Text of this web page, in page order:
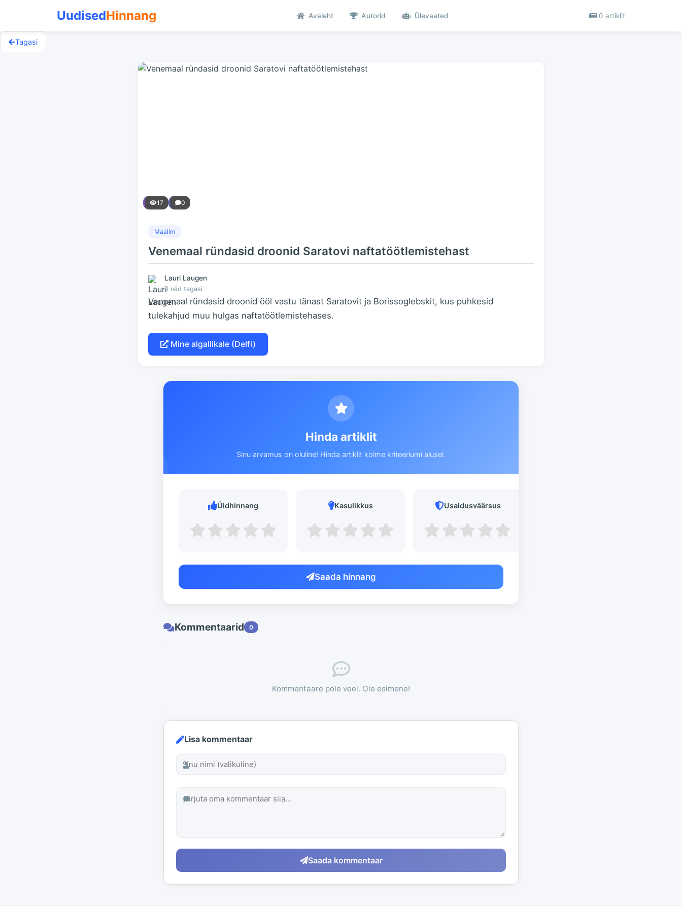
UudisedHinnang Avaleht Autorid Ülevaated 0 artiklit
Tagasi
17 0
Maailm
Venemaal ründasid droonid Saratovi naftatöötlemistehast
Lauri Laugen
4 näd tagasi
Venemaal ründasid droonid ööl vastu tänast Saratovit ja Borissoglebskit, kus puhkesid
tulekahjud muu hulgas naftatöötlemistehases.
Mine algallikale (Delfi)
Hinda artiklit
Sinu arvamus on oluline! Hinda artiklit kolme kriteeriumi alusel.
Üldhinnang Kasulikkus Usaldusväärsus
Saada hinnang
Kommentaarid 0
Kommentaare pole veel. Ole esimene!
Lisa kommentaar
Saada kommentaar